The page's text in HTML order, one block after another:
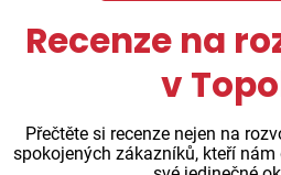
Recenze na
v
Přečtěte si recenze nejen na
spokojených zákazníků, kteří